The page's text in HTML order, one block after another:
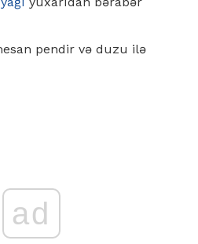
pendir və duzu ilə
ad